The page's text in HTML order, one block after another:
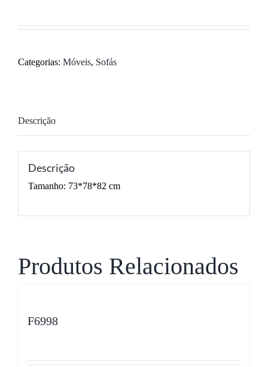
Categorias: Móveis, Sofás
Descrição
Descrição
Tamanho: 73*78*82 cm
Produtos Relacionados
F6998